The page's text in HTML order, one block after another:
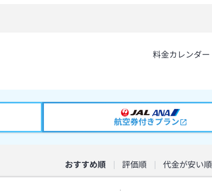
料金カレンダー
航空券付きプラン
おすすめ順 評価順 代金が安い順